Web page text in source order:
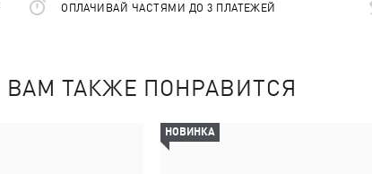
ОПЛАЧИВАЙ ЧАСТЯМИ ДО 3 ПЛАТЕЖЕЙ
ВАМ ТАКЖЕ ПОНРАВИТСЯ
НОВИНКА